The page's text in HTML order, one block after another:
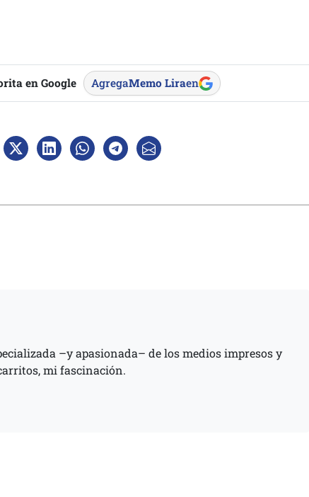
en Google AgregaMemo Liraen
–y apasionada– de los medios impresos y
mi fascinación.